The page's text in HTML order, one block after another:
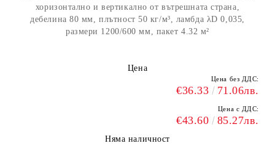
хоризонтално и вертикално от вътрешната страна,
дебелина 80 мм, плътност 50 кг/м³, ламбда λD 0,035,
размери 1200/600 мм, пакет 4.32 м²
Цена
Цена без ДДС:
€36.33 71.06лв.
Цена с ДДС:
€43.60 85.27лв.
Няма наличност